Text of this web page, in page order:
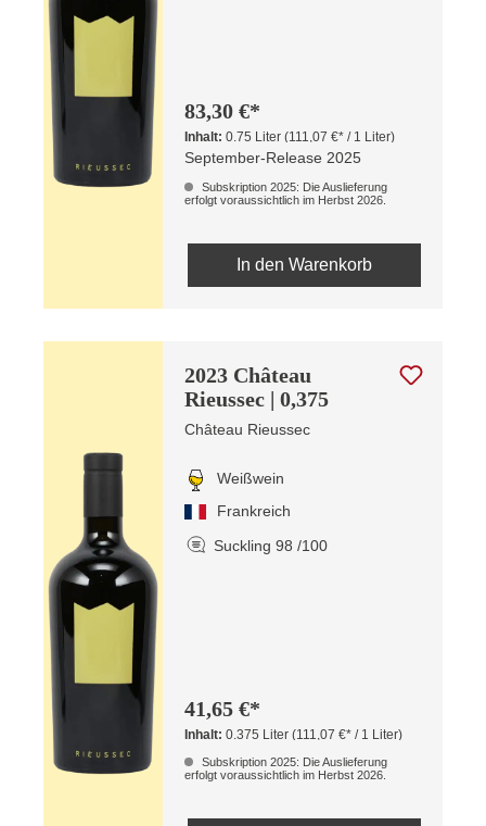
83,30 €*
Inhalt:0.75 Liter(111,07 €* / 1 Liter)
September-Release 2025
Subskription 2025: Die Auslieferung
erfolgt voraussichtlich im Herbst 2026.
In den Warenkorb
2023 Château
Rieussec | 0,375
Château Rieussec
Weißwein
Frankreich
Suckling 98 /100
41,65 €*
Inhalt:0.375 Liter(111,07 €* / 1 Liter)
Subskription 2025: Die Auslieferung
erfolgt voraussichtlich im Herbst 2026.